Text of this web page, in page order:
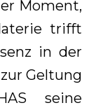
Moment,
trifft
in der
Geltung
seine